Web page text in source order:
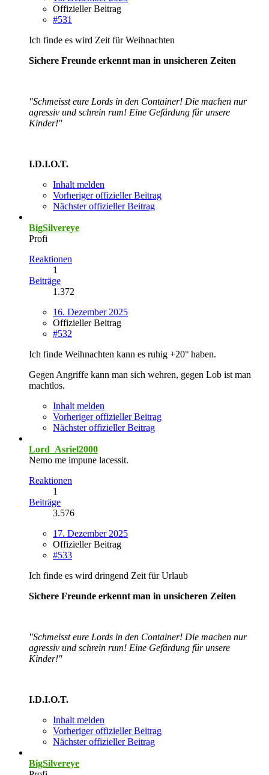
Offizieller Beitrag
#531
Ich finde es wird Zeit für Weihnachten
Sichere Freunde erkennt man in unsicheren Zeiten
"Schmeisst eure Lords in den Container! Die machen nur
agressiv und schrein rum! Eine Gefärdung für unsere
Kinder!"
I.D.I.O.T.
Inhalt melden
Vorheriger offizieller Beitrag
Nächster offizieller Beitrag
BigSilvereye
Profi
Reaktionen
1
Beiträge
1.372
16. Dezember 2025
Offizieller Beitrag
#532
Ich finde Weihnachten kann es ruhig +20° haben.
Gegen Angriffe kann man sich wehren, gegen Lob ist man
machtlos.
Inhalt melden
Vorheriger offizieller Beitrag
Nächster offizieller Beitrag
Lord_Asriel2000
Nemo me impune lacessit.
Reaktionen
1
Beiträge
3.576
17. Dezember 2025
Offizieller Beitrag
#533
Ich finde es wird dringend Zeit für Urlaub
Sichere Freunde erkennt man in unsicheren Zeiten
"Schmeisst eure Lords in den Container! Die machen nur
agressiv und schrein rum! Eine Gefärdung für unsere
Kinder!"
I.D.I.O.T.
Inhalt melden
Vorheriger offizieller Beitrag
Nächster offizieller Beitrag
BigSilvereye